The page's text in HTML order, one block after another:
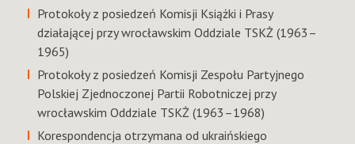
Protokoły z posiedzeń Komisji Książki i Prasy
działającej przy wrocławskim Oddziale TSKŻ (1963–
1965)
Protokoły z posiedzeń Komisji Zespołu Partyjnego
Polskiej Zjednoczonej Partii Robotniczej przy
wrocławskim Oddziale TSKŻ (1963–1968)
Korespondencja otrzymana od ukraińskiego